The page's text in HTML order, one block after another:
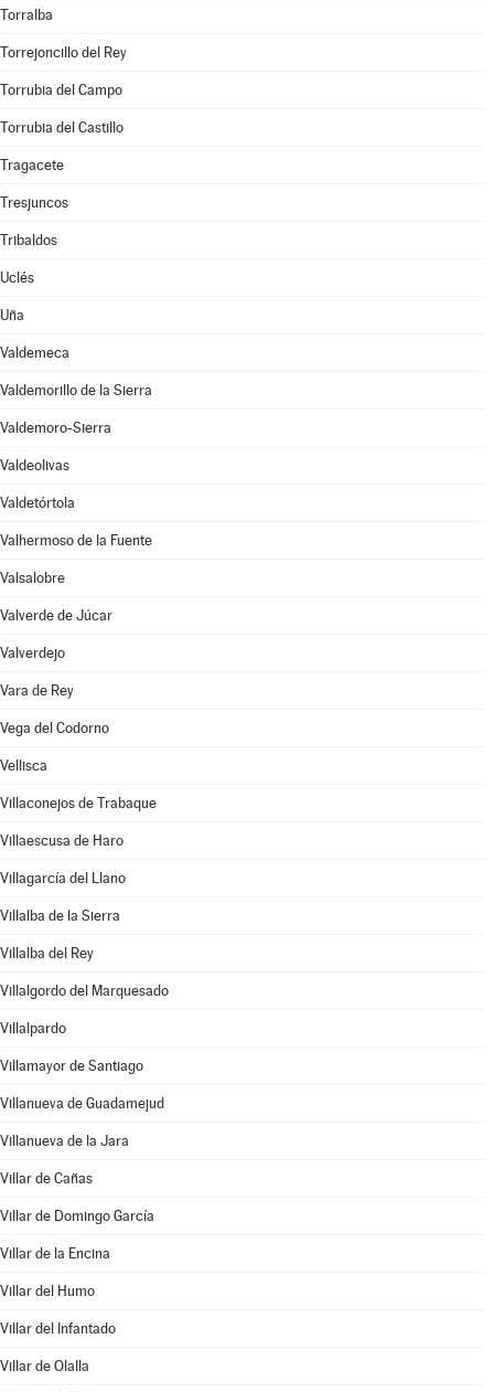
Torralba
Torrejoncillo del Rey
Torrubia del Campo
Torrubia del Castillo
Tragacete
Tresjuncos
Tribaldos
Uclés
Uña
Valdemeca
Valdemorillo de la Sierra
Valdemoro-Sierra
Valdeolivas
Valdetórtola
Valhermoso de la Fuente
Valsalobre
Valverde de Júcar
Valverdejo
Vara de Rey
Vega del Codorno
Vellisca
Villaconejos de Trabaque
Villaescusa de Haro
Villagarcía del Llano
Villalba de la Sierra
Villalba del Rey
Villalgordo del Marquesado
Villalpardo
Villamayor de Santiago
Villanueva de Guadamejud
Villanueva de la Jara
Villar de Cañas
Villar de Domingo García
Villar de la Encina
Villar del Humo
Villar del Infantado
Villar de Olalla